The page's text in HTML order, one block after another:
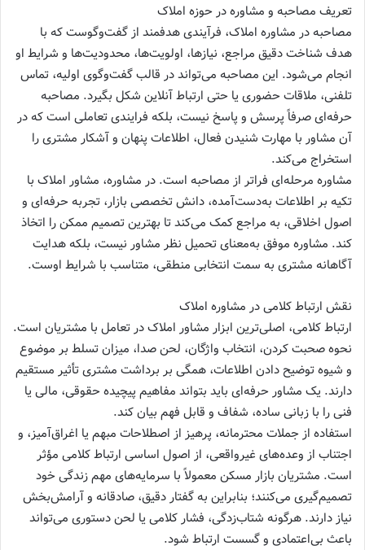
تعریف مصاحبه و مشاوره در حوزه املاک
مصاحبه در مشاوره املاک، فرآیندی هدفمند از گفت‌وگوست که با
هدف شناخت دقیق مراجع، نیازها، اولویت‌ها، محدودیت‌ها و شرایط او
انجام می‌شود. این مصاحبه می‌تواند در قالب گفت‌وگوی اولیه، تماس
تلفنی، ملاقات حضوری یا حتی ارتباط آنلاین شکل بگیرد. مصاحبه
حرفه‌ای صرفاً پرسش و پاسخ نیست، بلکه فرایندی تعاملی است که در
آن مشاور با مهارت شنیدن فعال، اطلاعات پنهان و آشکار مشتری را
استخراج می‌کند.
مشاوره مرحله‌ای فراتر از مصاحبه است. در مشاوره، مشاور املاک با
تکیه بر اطلاعات به‌دست‌آمده، دانش تخصصی بازار، تجربه حرفه‌ای و
اصول اخلاقی، به مراجع کمک می‌کند تا بهترین تصمیم ممکن را اتخاذ
کند. مشاوره موفق به‌معنای تحمیل نظر مشاور نیست، بلکه هدایت
آگاهانه مشتری به سمت انتخابی منطقی، متناسب با شرایط اوست.
نقش ارتباط کلامی در مشاوره املاک
ارتباط کلامی، اصلی‌ترین ابزار مشاور املاک در تعامل با مشتریان است.
نحوه صحبت کردن، انتخاب واژگان، لحن صدا، میزان تسلط بر موضوع
و شیوه توضیح دادن اطلاعات، همگی بر برداشت مشتری تأثیر مستقیم
دارند. یک مشاور حرفه‌ای باید بتواند مفاهیم پیچیده حقوقی، مالی یا
فنی را با زبانی ساده، شفاف و قابل فهم بیان کند.
استفاده از جملات محترمانه، پرهیز از اصطلاحات مبهم یا اغراق‌آمیز، و
اجتناب از وعده‌های غیرواقعی، از اصول اساسی ارتباط کلامی مؤثر
است. مشتریان بازار مسکن معمولاً با سرمایه‌های مهم زندگی خود
تصمیم‌گیری می‌کنند؛ بنابراین به گفتار دقیق، صادقانه و آرامش‌بخش
نیاز دارند. هرگونه شتاب‌زدگی، فشار کلامی یا لحن دستوری می‌تواند
باعث بی‌اعتمادی و گسست ارتباط شود.